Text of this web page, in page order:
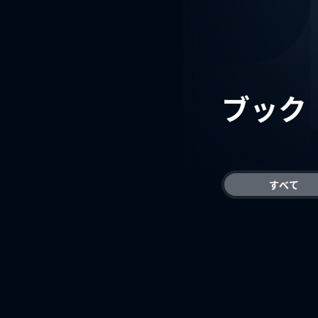
ブック
すべて